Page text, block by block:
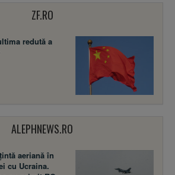
ZF.RO
redută a
ALEPHNEWS.RO
aeriană în
cu Ucraina.